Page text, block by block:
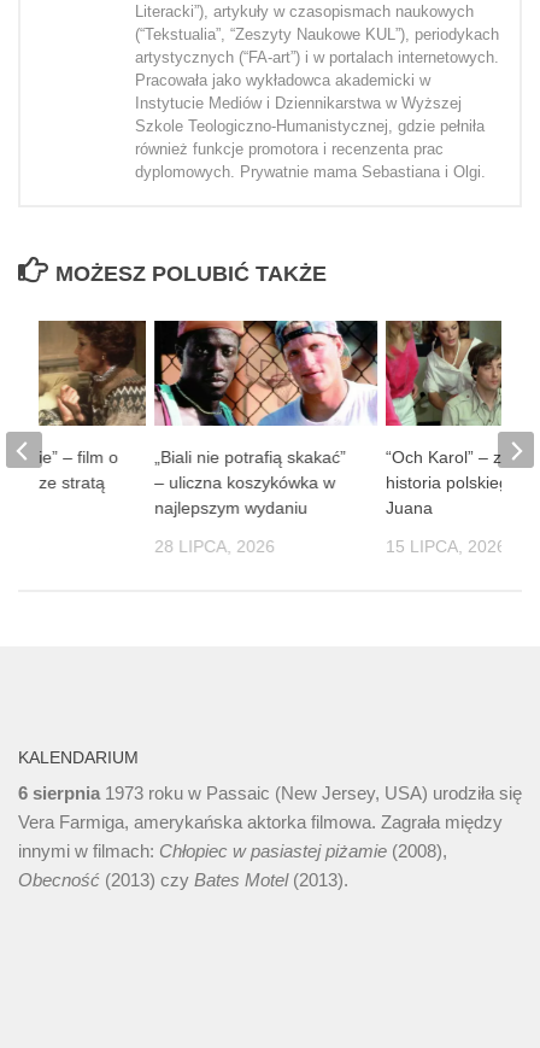
Literacki”), artykuły w czasopismach naukowych
(“Tekstualia”, “Zeszyty Naukowe KUL”), periodykach
artystycznych (“FA-art”) i w portalach internetowych.
Pracowała jako wykładowca akademicki w
Instytucie Mediów i Dziennikarstwa w Wyższej
Szkole Teologiczno-Humanistycznej, gdzie pełniła
również funkcje promotora i recenzenta prac
dyplomowych. Prywatnie mama Sebastiana i Olgi.
MOŻESZ POLUBIĆ TAKŻE
„Biali nie potrafią skakać”
– uliczna koszykówka w
najlepszym wydaniu
28 LIPCA, 2026
“Och Karol” –
historia polskiego
Juana
15 LIPCA, 2026
ludzie” – film o
ze stratą
KALENDARIUM
6 sierpnia 1973 roku w Passaic (New Jersey, USA) urodziła się
Vera Farmiga, amerykańska aktorka filmowa. Zagrała między
innymi w filmach: Chłopiec w pasiastej piżamie (2008),
Obecność (2013) czy Bates Motel(2013).